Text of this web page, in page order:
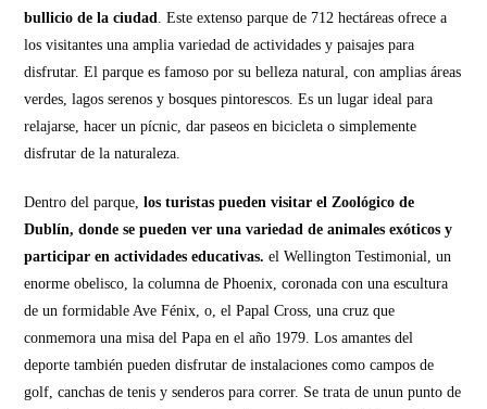
bullicio de la ciudad. Este extenso parque de 712 hectáreas ofrece a
los visitantes una amplia variedad de actividades y paisajes para
disfrutar. El parque es famoso por su belleza natural, con amplias áreas
verdes, lagos serenos y bosques pintorescos. Es un lugar ideal para
relajarse, hacer un pícnic, dar paseos en bicicleta o simplemente
disfrutar de la naturaleza.
Dentro del parque,los turistas pueden visitar el Zoológico de
Dublín, donde se pueden ver una variedad de animales exóticos y
participar en actividades educativas. el Wellington Testimonial, un
enorme obelisco, la columna de Phoenix, coronada con una escultura
de un formidable Ave Fénix, o, el Papal Cross, una cruz que
conmemora una misa del Papa en el año 1979. Los amantes del
deporte también pueden disfrutar de instalaciones como campos de
golf, canchas de tenis y senderos para correr. Se trata de unun punto de